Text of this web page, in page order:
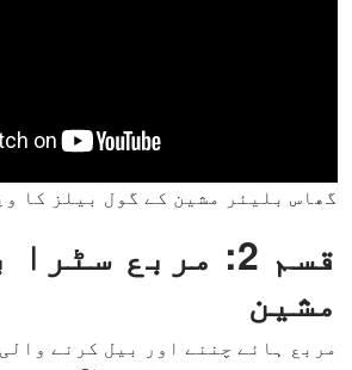
گھاس بلیئر مشین کے گول بيلز کا
قسم 2: مربع
مشین
مربع ہائے چننے اور بیل کرنے